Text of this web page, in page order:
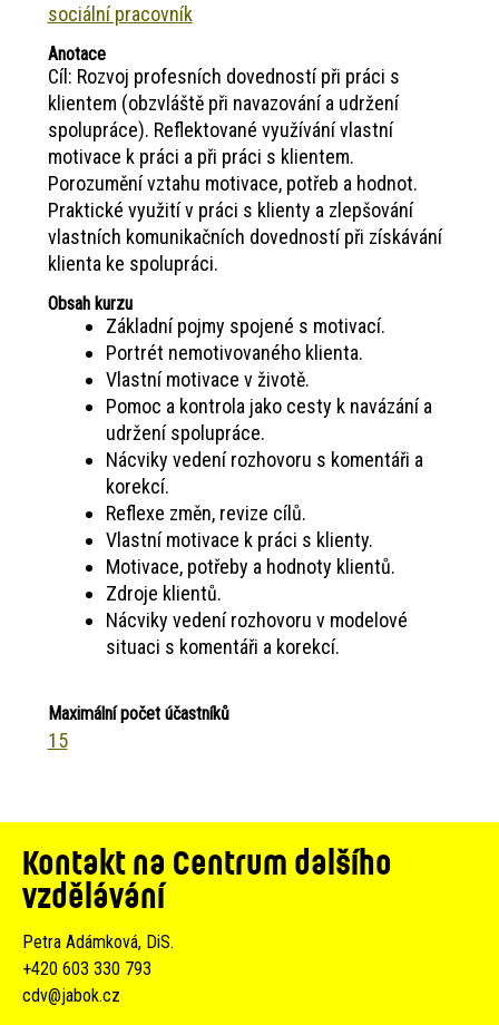
sociální pracovník
Anotace
Cíl: Rozvoj profesních dovedností při práci s
klientem (obzvláště při navazování a udržení
spolupráce). Reflektované využívání vlastní
motivace k práci a při práci s klientem.
Porozumění vztahu motivace, potřeb a hodnot.
Praktické využití v práci s klienty a zlepšování
vlastních komunikačních dovedností při získávání
klienta ke spolupráci.
Obsah kurzu
Základní pojmy spojené s motivací.
Portrét nemotivovaného klienta.
Vlastní motivace v životě.
Pomoc a kontrola jako cesty k navázání a
udržení spolupráce.
Nácviky vedení rozhovoru s komentáři a
korekcí.
Reflexe změn, revize cílů.
Vlastní motivace k práci s klienty.
Motivace, potřeby a hodnoty klientů.
Zdroje klientů.
Nácviky vedení rozhovoru v modelové
situaci s komentáři a korekcí.
Maximální počet účastníků
15
Kontakt na Centrum dalšího
vzdělávání
Petra Adámková, DiS.
+420 603 330 793
cdv@jabok.cz